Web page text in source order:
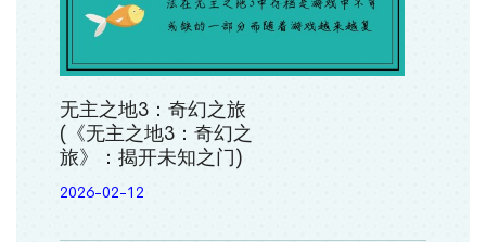
无主之地3：奇幻之旅
(《无主之地3：奇幻之
旅》：揭开未知之门)
2026-02-12